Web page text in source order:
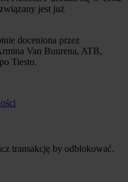
jest już
doceniona przez
Van Buurena, ATB,
Tiesto.
transakcję by odblokować.